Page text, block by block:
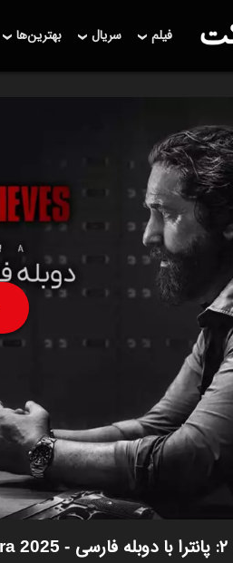
فیلم سریال بهترین‌ها
- Den of Thieves: Pantera 2025